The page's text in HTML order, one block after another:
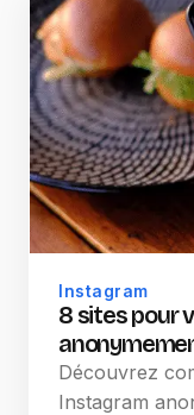
Instagram
8 sites pour
Découvrez
Instagram